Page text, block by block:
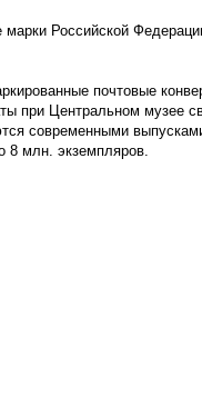
марки Российской
почтовые
при Центральном музее
современными
8 млн. экземпляров.